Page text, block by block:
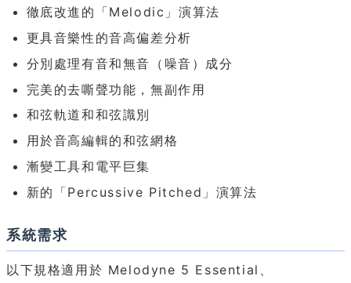
徹底改進的「Melodic」演算法
更具音樂性的音高偏差分析
分別處理有音和無音（噪音）成分
完美的去嘶聲功能，無副作用
和弦軌道和和弦識別
用於音高編輯的和弦網格
漸變工具和電平巨集
新的「Percussive Pitched」演算法
系統需求
以下規格適用於 Melodyne 5 Essential、